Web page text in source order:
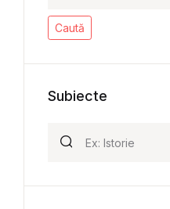
Caută
Subiecte